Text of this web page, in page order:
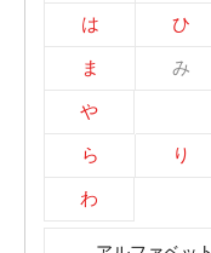
は ひ
ま み
や
ら り
わ